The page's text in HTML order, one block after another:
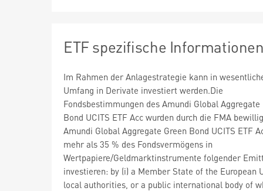
ETF spezifische
Im Rahmen der Anlagestrategie kann in
Umfang in Derivate investiert werden.Die
Fondsbestimmungen des Amundi Global Aggregate
Bond UCITS ETF Acc wurden durch die FMA
Amundi Global Aggregate Green Bond UCITS ETF
mehr als 35 % des Fondsvermögens in
Wertpapiere/Geldmarktinstrumente folgender
investieren: by (i) a Member State of the European
local authorities, or a public international body of